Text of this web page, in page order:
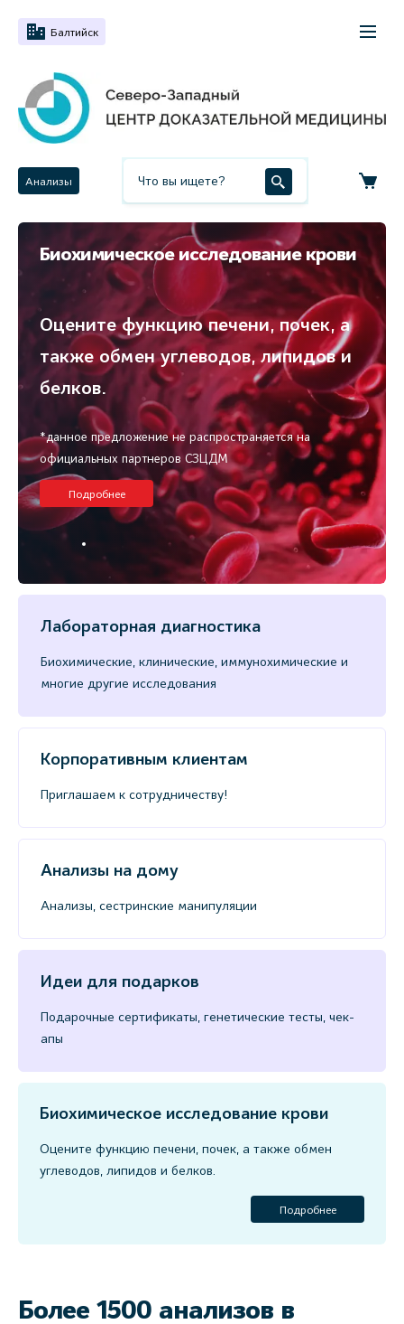
Балтийск
Анализы
Биохимическое исследование крови
Оцените функцию печени, почек, а
также обмен углеводов, липидов и
белков.
*данное предложение не распространяется на
официальных партнеров СЗЦДМ
Подробнее
Лабораторная диагностика
Биохимические, клинические, иммунохимические и
многие другие исследования
Корпоративным клиентам
Приглашаем к сотрудничеству!
Анализы на дому
Анализы, сестринские манипуляции
Идеи для подарков
Подарочные сертификаты, генетические тесты, чек-
апы
Биохимическое исследование крови
Оцените функцию печени, почек, а также обмен
углеводов, липидов и белков.
Подробнее
Более 1500 анализов в